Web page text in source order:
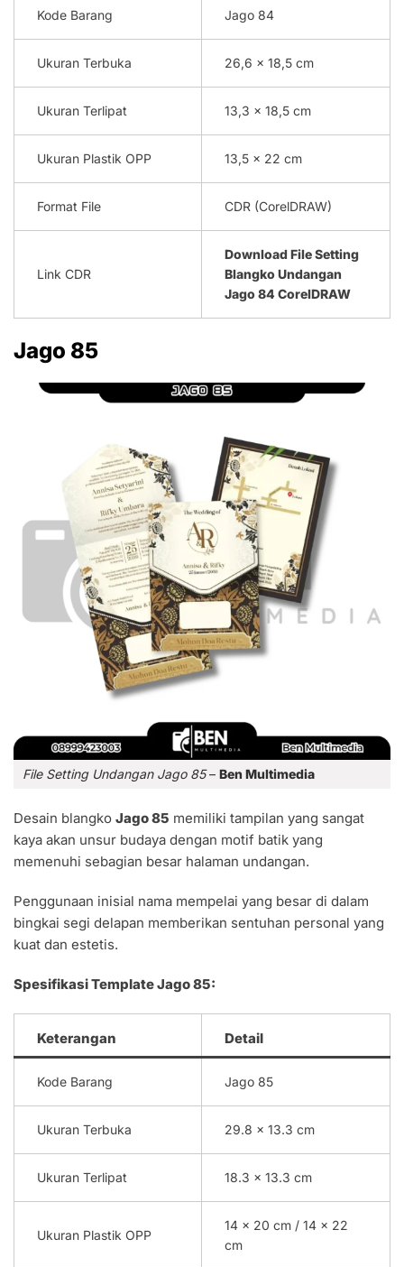
Kode Barang Jago 84
Ukuran Terbuka 26,6 x 18,5 cm
Ukuran Terlipat 13,3 x 18,5 cm
Ukuran Plastik OPP 13,5 x 22 cm
Format File CDR (CorelDRAW)
Link CDR
Download File Setting
Blangko Undangan
Jago 84 CorelDRAW
Jago 85
File Setting Undangan Jago 85– Ben Multimedia
Desain blangko Jago 85 memiliki tampilan yang sangat
kaya akan unsur budaya dengan motif batik yang
memenuhi sebagian besar halaman undangan.
Penggunaan inisial nama mempelai yang besar di dalam
bingkai segi delapan memberikan sentuhan personal yang
kuat dan estetis.
Spesifikasi Template Jago 85:
Keterangan Detail
Kode Barang Jago 85
Ukuran Terbuka 29.8 x 13.3 cm
Ukuran Terlipat 18.3 x 13.3 cm
Ukuran Plastik OPP
14 x 20 cm / 14 x 22
cm